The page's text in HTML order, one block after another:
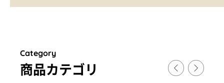
Category
商品カテゴリ